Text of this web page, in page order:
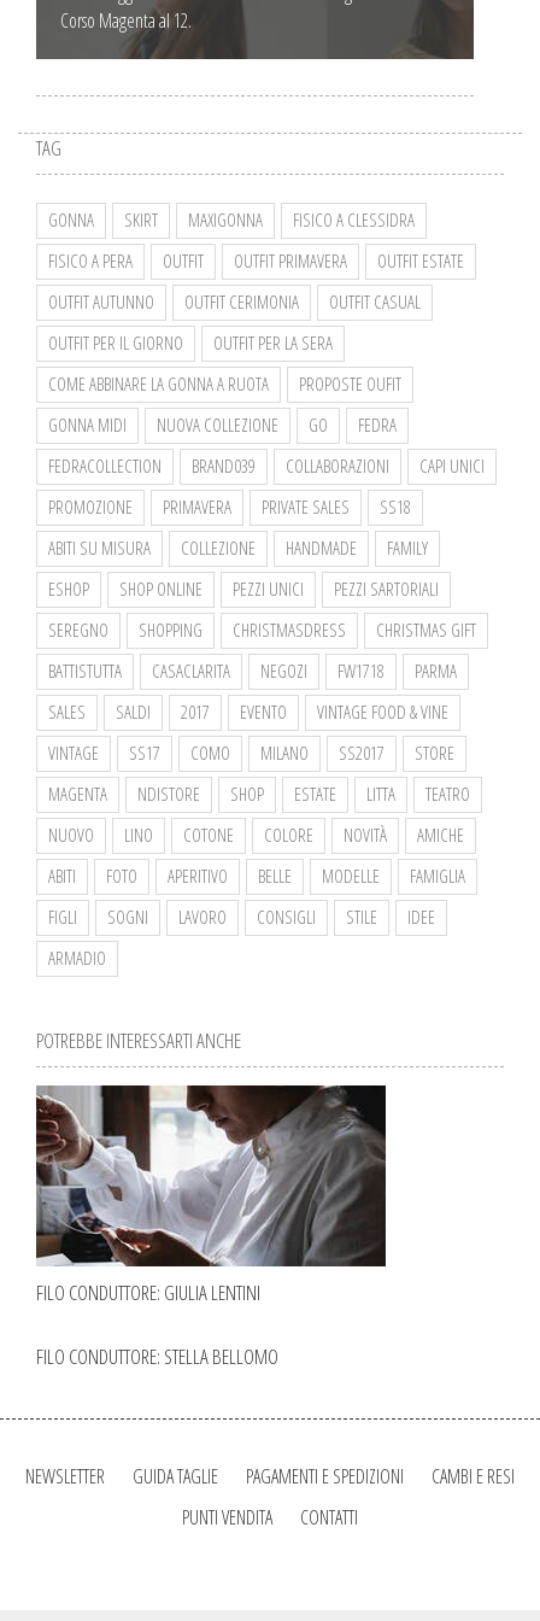
Corso Magenta al 12.
TAG
GONNA SKIRT MAXIGONNA
FISICO A CLESSIDRA
FISICO A PERA
OUTFIT OUTFIT PRIMAVERA
OUTFIT ESTATE
OUTFIT AUTUNNO
OUTFIT CERIMONIA
OUTFIT CASUAL
OUTFIT PER IL GIORNO
OUTFIT PER LA SERA
COME ABBINARE LA GONNA A RUOTA
PROPOSTE OUFIT
GONNA MIDI
NUOVA COLLEZIONE GO
FEDRA
FEDRACOLLECTION
BRAND039 COLLABORAZIONI
CAPI UNICI
PROMOZIONE
PRIMAVERA PRIVATE SALES
SS18
ABITI SU MISURA
COLLEZIONE HANDMADE
FAMILY
ESHOP
SHOP ONLINE PEZZI UNICI
PEZZI SARTORIALI
SEREGNO
SHOPPING CHRISTMASDRESS
CHRISTMAS GIFT
BATTISTUTTA
CASACLARITA NEGOZI FW1718
PARMA
SALES
SALDI 2017 EVENTO
VINTAGE FOOD & VINE
VINTAGE
SS17 COMO MILANO SS2017
STORE
MAGENTA
NDISTORE SHOP ESTATE LITTA
TEATRO
NUOVO
LINO COTONE COLORE NOVITÀ
AMICHE
ABITI
FOTO APERITIVO BELLE MODELLE
FAMIGLIA
FIGLI
SOGNI LAVORO CONSIGLI STILE
IDEE
ARMADIO
POTREBBE INTERESSARTI ANCHE
FILO CONDUTTORE: GIULIA LENTINI
FILO CONDUTTORE: STELLA BELLOMO
NEWSLETTER GUIDA TAGLIE PAGAMENTI E SPEDIZIONI
CAMBI E RESI
PUNTI VENDITA
CONTATTI